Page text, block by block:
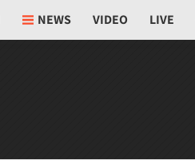
NEWS VIDEO LIVE